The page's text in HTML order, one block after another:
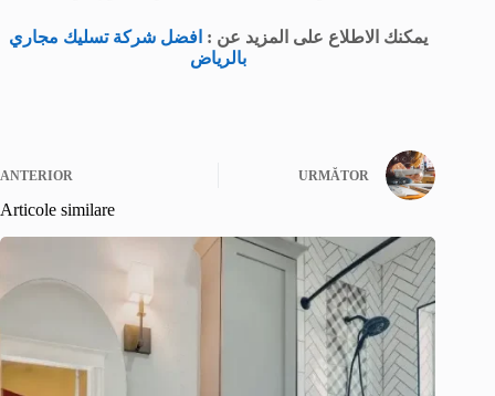
يمكنك الاطلاع على المزيد عن : افضل شركة تسليك مجاري
بالرياض
ANTERIOR URMĂTOR
Articole similare